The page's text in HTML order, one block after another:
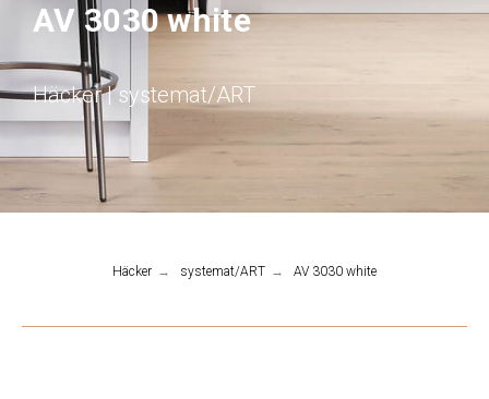
AV 3030 white
Häcker | systemat/ART
Häcker → systemat/ART → AV 3030 white